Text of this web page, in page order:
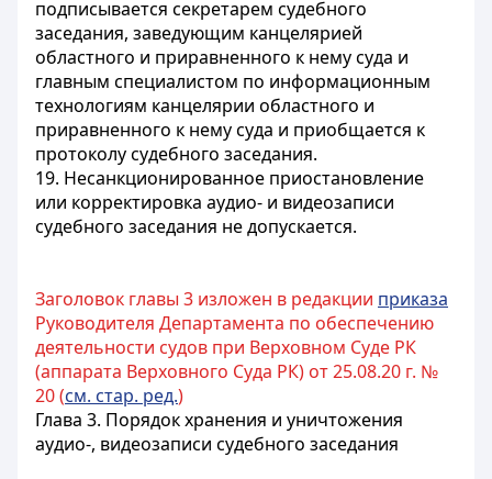
подписывается секретарем судебного
заседания, заведующим канцелярией
областного и приравненного к нему суда и
главным специалистом по информационным
технологиям канцелярии областного и
приравненного к нему суда и приобщается к
протоколу судебного заседания.
19. Несанкционированное приостановление
или корректировка аудио- и видеозаписи
судебного заседания не допускается.
Заголовок главы 3 изложен в редакции приказа
Руководителя Департамента по обеспечению
деятельности судов при Верховном Суде РК
(аппарата Верховного Суда РК) от 25.08.20 г. №
20 (см. стар. ред.)
Глава 3. Порядок хранения и уничтожения
аудио-, видеозаписи судебного заседания